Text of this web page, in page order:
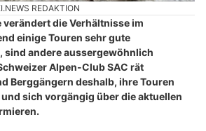
REDAKTION
verändert die Verhältnisse im
einige Touren sehr gute
sind andere aussergewöhnlich
Alpen-Club SAC rät
Berggängern deshalb, ihre Touren
sich vorgängig über die aktuellen